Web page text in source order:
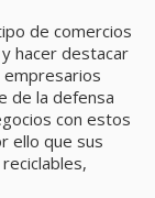
de comercios
hacer destacar
empresarios
de la defensa
con estos
ello que sus